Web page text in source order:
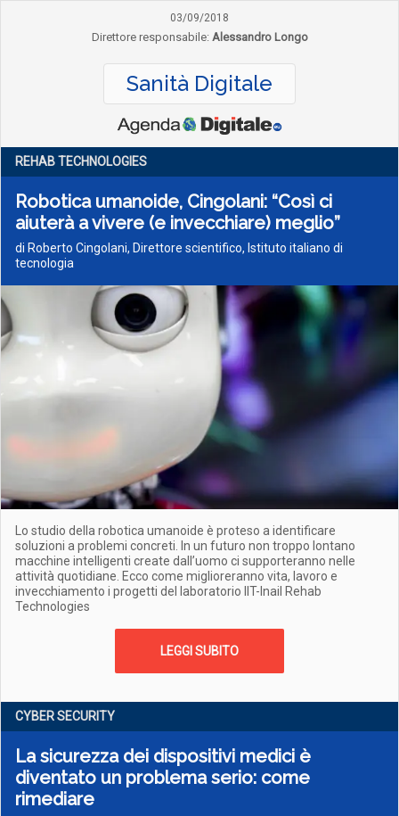
03/09/2018
Direttore responsabile: Alessandro Longo
Sanità Digitale
REHAB TECHNOLOGIES
Robotica umanoide, Cingolani: “Così ci
aiuterà a vivere (e invecchiare) meglio”
di Roberto Cingolani, Direttore scientifico, Istituto italiano di
tecnologia
Lo studio della robotica umanoide è proteso a identificare
soluzioni a problemi concreti. In un futuro non troppo lontano
macchine intelligenti create dall’uomo ci supporteranno nelle
attività quotidiane. Ecco come miglioreranno vita, lavoro e
invecchiamento i progetti del laboratorio IIT-Inail Rehab
Technologies
LEGGI SUBITO
CYBER SECURITY
La sicurezza dei dispositivi medici è
diventato un problema serio: come
rimediare